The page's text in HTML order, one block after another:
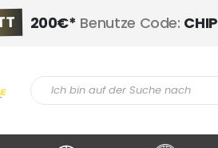
200€* Benutze Code: